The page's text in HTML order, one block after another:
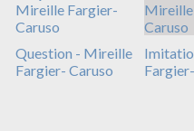
Question - Mireille
Fargier- Caruso